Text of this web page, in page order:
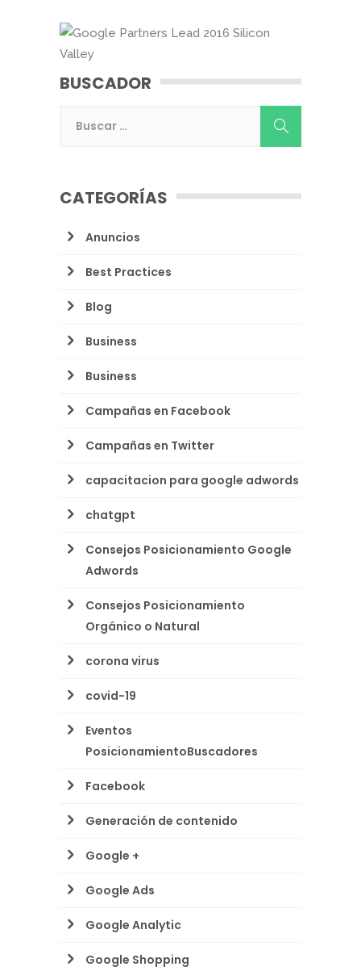
BUSCADOR
CATEGORÍAS
Anuncios
Best Practices
Blog
Business
Business
Campañas en Facebook
Campañas en Twitter
capacitacion para google adwords
chatgpt
Consejos Posicionamiento Google
Adwords
Consejos Posicionamiento
Orgánico o Natural
corona virus
covid-19
Eventos
PosicionamientoBuscadores
Facebook
Generación de contenido
Google +
Google Ads
Google Analytic
Google Shopping